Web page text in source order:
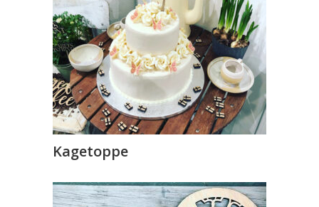
Kagetoppe